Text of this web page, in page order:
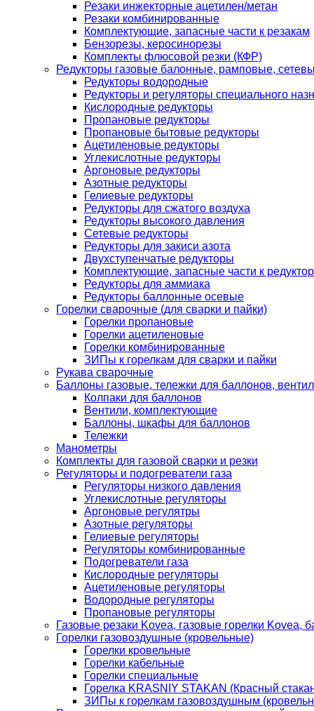
Резаки инжекторные ацетилен/метан
Резаки комбинированные
Комплектующие, запасные части к резакам
Бензорезы, керосинорезы
Комплекты флюсовой резки (КФР)
Редукторы газовые балонные, рамповые,
Редукторы водородные
Редукторы и регуляторы специального
Кислородные редукторы
Пропановые редукторы
Пропановые бытовые редукторы
Ацетиленовые редукторы
Углекислотные редукторы
Аргоновые редукторы
Азотные редукторы
Гелиевые редукторы
Редукторы для сжатого воздуха
Редукторы высокого давления
Сетевые редукторы
Редукторы для закиси азота
Двухступенчатые редукторы
Комплектующие, запасные части к
Редукторы для аммиака
Редукторы баллонные осевые
Горелки сварочные (для сварки и пайки)
Горелки пропановые
Горелки ацетиленовые
Горелки комбинированные
ЗИПы к горелкам для сварки и пайки
Рукава сварочные
Баллоны газовые, тележки для баллонов,
Колпаки для баллонов
Вентили, комплектующие
Баллоны, шкафы для баллонов
Тележки
Манометры
Комплекты для газовой сварки и резки
Регуляторы и подогреватели газа
Регуляторы низкого давления
Углекислотные регуляторы
Аргоновые регулятры
Азотные регуляторы
Гелиевые регуляторы
Регуляторы комбинированные
Подогреватели газа
Кислородные регуляторы
Ацетиленовые регуляторы
Водородные регуляторы
Пропановые регуляторы
Газовые резаки Kovea, газовые горелки Kovea,
Горелки газовоздушные (кровельные)
Горелки кровельные
Горелки кабельные
Горелки специальные
Горелка KRASNIY STAKAN (Красный
ЗИПы к горелкам газовоздушным